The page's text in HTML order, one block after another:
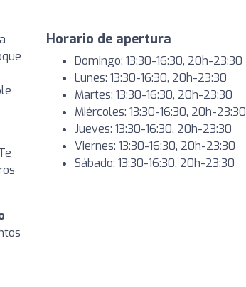
Horario de apertura
Domingo: 13:30-16:30, 20h-23:30
Lunes: 13:30-16:30, 20h-23:30
Martes: 13:30-16:30, 20h-23:30
Miércoles: 13:30-16:30, 20h-23:30
Jueves: 13:30-16:30, 20h-23:30
Viernes: 13:30-16:30, 20h-23:30
Sábado: 13:30-16:30, 20h-23:30